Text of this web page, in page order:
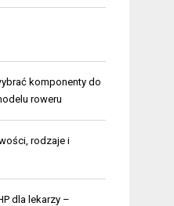
komponenty do
roweru
rodzaje i
dla lekarzy –